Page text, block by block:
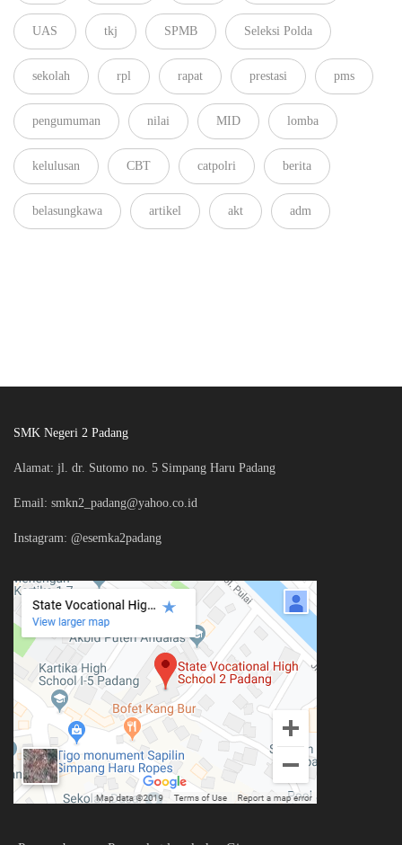
UAS tkj SPMB Seleksi Polda
sekolah rpl rapat prestasi pms
pengumuman nilai MID lomba
kelulusan CBT catpolri berita
belasungkawa artikel akt adm
SMK Negeri 2 Padang
Alamat: jl. dr. Sutomo no. 5 Simpang Haru Padang
Email: smkn2_padang@yahoo.co.id
Instagram: @esemka2padang